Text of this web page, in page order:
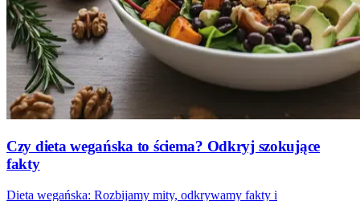
Czy dieta wegańska to ściema? Odkryj szokujące
fakty
Dieta wegańska: Rozbijamy mity, odkrywamy fakty i